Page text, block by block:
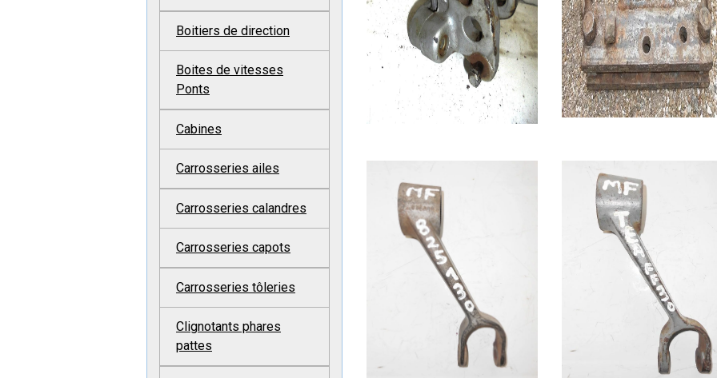
Boitiers de direction
Boites de vitesses
Ponts
Cabines
Carrosseries ailes
Carrosseries calandres
Carrosseries capots
Carrosseries tôleries
Clignotants phares
pattes